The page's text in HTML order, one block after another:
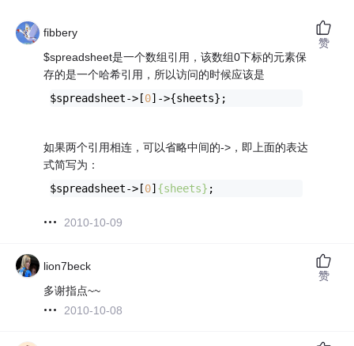
fibbery
$spreadsheet是一个数组引用，该数组0下标的元素保
存的是一个哈希引用，所以访问的时候应该是
$spreadsheet->[0]->{sheets};
如果两个引用相连，可以省略中间的->，即上面的表达
式简写为：
$spreadsheet->[0] {sheets} ;
2010-10-09
赞
lion7beck
多谢指点~~
2010-10-08
赞